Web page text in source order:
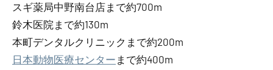
スギ薬局中野南台店まで約700m
鈴木医院まで約130m
本町デンタルクリニックまで約200m
日本動物医療センター まで約400m